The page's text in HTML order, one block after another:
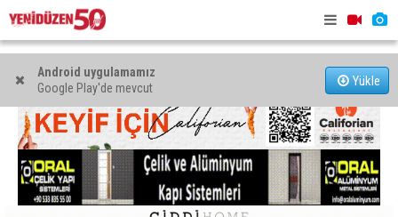
Android uygulamamız
Google Play'de mevcut
Yükle